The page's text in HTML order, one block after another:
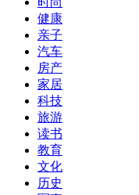
健康
亲子
汽车
房产
家居
科技
旅游
读书
教育
文化
历史